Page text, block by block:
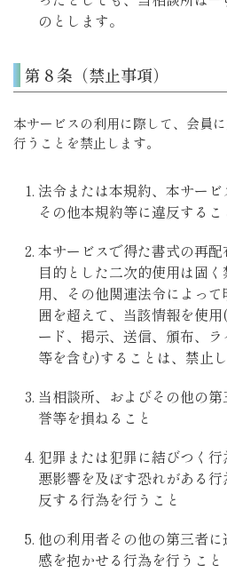
のとします。
第８条（禁止事項）
本サービスの利用に際して、会員
行うことを禁止します。
法令または本規約、本サービ
その他本規約等に違反するこ
本サービスで得た書式の再
目的とした二次的使用は固
用、その他関連法令によっ
囲を超えて、当該情報を使
ード、掲示、送信、頒布、
等を含む)することは、禁止し
当相談所、およびその他の
誉等を損ねること
犯罪または犯罪に結びつく
悪影響を及ぼす恐れがある
反する行為を行うこと
他の利用者その他の第三者
感を抱かせる行為を行うこと